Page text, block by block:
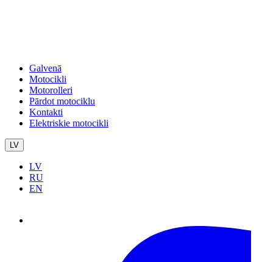
Galvenā
Motocikli
Motorolleri
Pārdot motociklu
Kontakti
Elektriskie motocikli
LV
LV
RU
EN